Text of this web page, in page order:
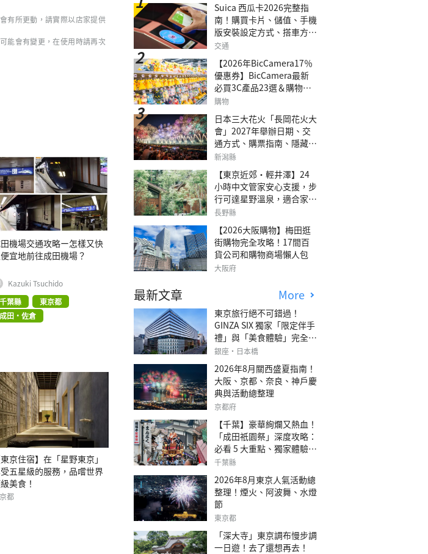
有所更動，請實際以店家提供
能會有變更，在使用時請再次
機場交通攻略ー怎樣又快
宜地前往成田機場？
Kazuki Tsuchido
千葉縣
東京都
成田・佐倉
東京住宿】在「星野東京」
五星級的服務，品嚐世界
美食！
都
Suica 西瓜卡2026完整指
南！購買卡片、儲值、手機
版安裝設定方式、搭車方
法、常見問題解答！
交通
【2026年BicCamera17％
優惠券】BicCamera最新
必買3C產品23選＆購物攻
略
購物
日本三大花火「長岡花火大
會」2027年舉辦日期、交
通方式、購票指南、隱藏欣
賞地點
新潟縣
【東京近郊・輕井澤】24
小時中文管家安心支援，步
行可達星野溫泉，適合家庭
旅行、三代同遊與紀念日的
澤森四季VILLA」
長野縣
【2026大阪購物】梅田逛
街購物完全攻略！17間百
貨公司和購物商場懶人包
大阪府
最新文章 More
東京旅行絕不可錯過！
GINZA SIX 獨家「限定伴手
禮」與「美食體驗」完全指
南
銀座・日本橋
2026年8月關西盛夏指南！
大阪、京都、奈良、神戶慶
典與活動總整理
京都府
【千葉】豪華絢爛又熱血！
「成田祇園祭」深度攻略：
必看 5 大重點、獨家體驗指
南
千葉縣
2026年8月東京人氣活動總
整理！煙火、阿波舞、水燈
節
東京都
「深大寺」東京調布慢步調
一日遊！去了還想再去！